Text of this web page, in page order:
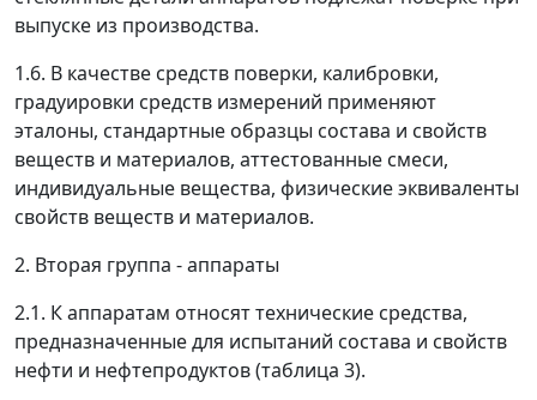
выпуске из производства.
1.6. В качестве средств поверки, калибровки,
градуировки средств измерений применяют
эталоны, стандартные образцы состава и свойств
веществ и материалов, аттестованные смеси,
индивидуальные вещества, физические эквиваленты
свойств веществ и материалов.
2. Вторая группа - аппараты
2.1. К аппаратам относят технические средства,
предназначенные для испытаний состава и свойств
нефти и нефтепродуктов (таблица 3).